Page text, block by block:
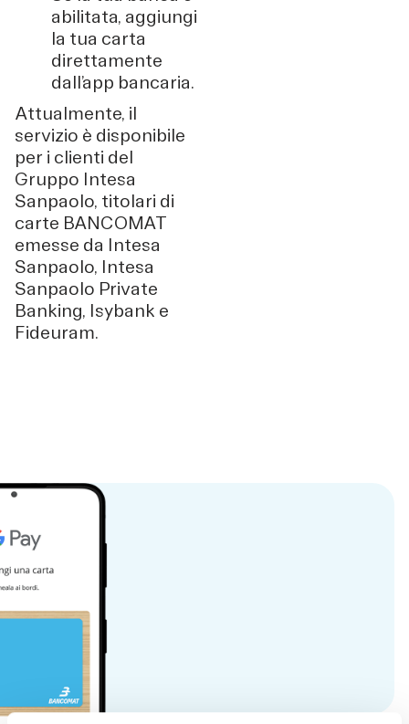
abilitata, aggiungi
la tua carta
direttamente
dall’app bancaria.
Attualmente, il
servizio è disponibile
per i clienti del
Gruppo Intesa
Sanpaolo, titolari di
carte BANCOMAT
emesse da Intesa
Sanpaolo, Intesa
Sanpaolo Private
Banking, Isybank e
Fideuram.